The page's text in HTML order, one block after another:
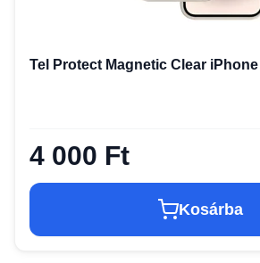
Tel Protect Magnetic Clear
4 000 Ft
Kosárba